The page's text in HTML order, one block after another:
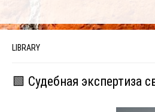
LIBRARY
🟩 Судебная экспертиза